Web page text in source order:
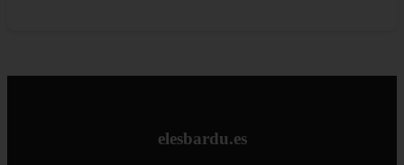
elesbardu.es